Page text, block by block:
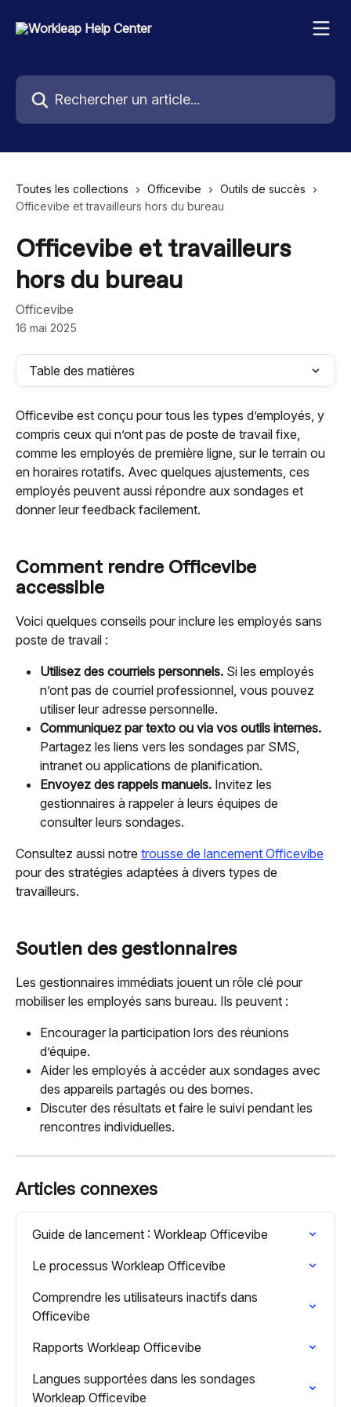
Rechercher un article...
Toutes les collections Officevibe
Outils de succès
Officevibe et travailleurs hors du bureau
Officevibe et travailleurs
hors du bureau
Officevibe
16 mai 2025
Table des matières
Officevibe est conçu pour tous les types d’employés, y
compris ceux qui n’ont pas de poste de travail fixe,
comme les employés de première ligne, sur le terrain ou
en horaires rotatifs. Avec quelques ajustements, ces
employés peuvent aussi répondre aux sondages et
donner leur feedback facilement.
Comment rendre Officevibe
accessible
Voici quelques conseils pour inclure les employés sans
poste de travail :
Utilisez des courriels personnels. Si les employés
n’ont pas de courriel professionnel, vous pouvez
utiliser leur adresse personnelle.
Communiquez par texto ou via vos outils internes.
Partagez les liens vers les sondages par SMS,
intranet ou applications de planification.
Envoyez des rappels manuels. Invitez les
gestionnaires à rappeler à leurs équipes de
consulter leurs sondages.
Consultez aussi notre trousse de lancement Officevibe
pour des stratégies adaptées à divers types de
travailleurs.
Soutien des gestionnaires
Les gestionnaires immédiats jouent un rôle clé pour
mobiliser les employés sans bureau. Ils peuvent :
Encourager la participation lors des réunions
d’équipe.
Aider les employés à accéder aux sondages avec
des appareils partagés ou des bornes.
Discuter des résultats et faire le suivi pendant les
rencontres individuelles.
Articles connexes
Guide de lancement : Workleap Officevibe
Le processus Workleap Officevibe
Comprendre les utilisateurs inactifs dans
Officevibe
Rapports Workleap Officevibe
Langues supportées dans les sondages
Workleap Officevibe